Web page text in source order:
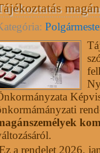
a rendelet 2026.